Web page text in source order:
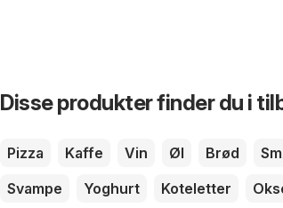
Disse produkter finder du i
Pizza Kaffe Vin Øl Brød
Svampe
Yoghurt Koteletter